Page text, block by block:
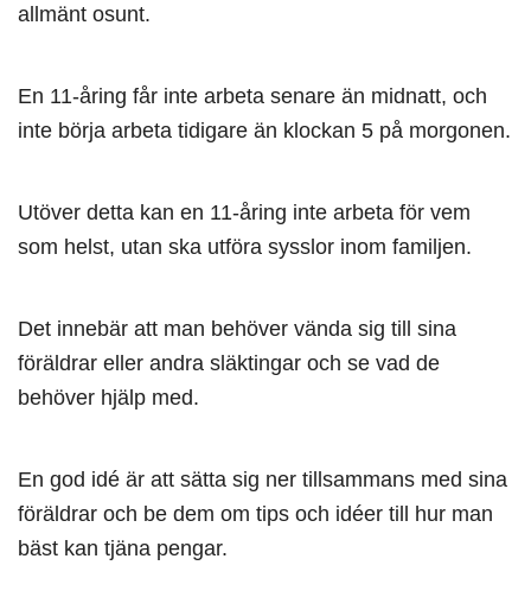
allmänt osunt.
En 11-åring får inte arbeta senare än midnatt, och
inte börja arbeta tidigare än klockan 5 på morgonen.
Utöver detta kan en 11-åring inte arbeta för vem
som helst, utan ska utföra sysslor inom familjen.
Det innebär att man behöver vända sig till sina
föräldrar eller andra släktingar och se vad de
behöver hjälp med.
En god idé är att sätta sig ner tillsammans med sina
föräldrar och be dem om tips och idéer till hur man
bäst kan tjäna pengar.